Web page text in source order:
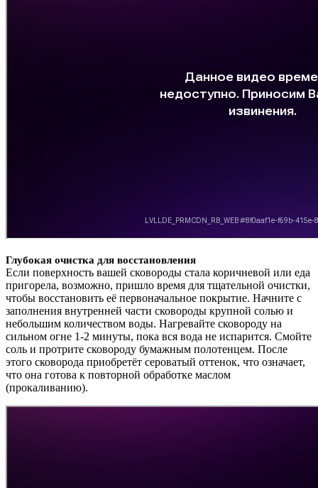
Глубокая очистка для восстановления
Если поверхность вашей сковороды стала коричневой или еда
пригорела, возможно, пришло время для тщательной очистки,
чтобы восстановить её первоначальное покрытие. Начните с
заполнения внутренней части сковороды крупной солью и
небольшим количеством воды. Нагревайте сковороду на
сильном огне 1-2 минуты, пока вся вода не испарится. Смойте
соль и протрите сковороду бумажным полотенцем. После
этого сковорода приобретёт сероватый оттенок, что означает,
что она готова к повторной обработке маслом
(прокаливанию).